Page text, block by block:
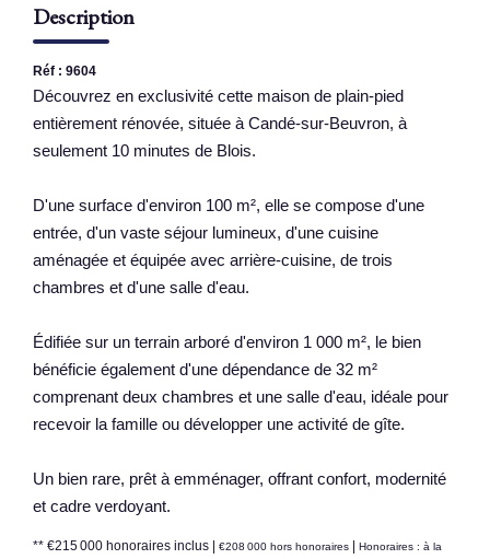
Description
Réf : 9604
Découvrez en exclusivité cette maison de plain-pied
entièrement rénovée, située à Candé-sur-Beuvron, à
seulement 10 minutes de Blois.
D'une surface d'environ 100 m², elle se compose d'une
entrée, d'un vaste séjour lumineux, d'une cuisine
aménagée et équipée avec arrière-cuisine, de trois
chambres et d'une salle d'eau.
Édifiée sur un terrain arboré d'environ 1 000 m², le bien
bénéficie également d'une dépendance de 32 m²
comprenant deux chambres et une salle d'eau, idéale pour
recevoir la famille ou développer une activité de gîte.
Un bien rare, prêt à emménager, offrant confort, modernité
et cadre verdoyant.
** €215 000 honoraires inclus | €208 000 hors honoraires | Honoraires : à la